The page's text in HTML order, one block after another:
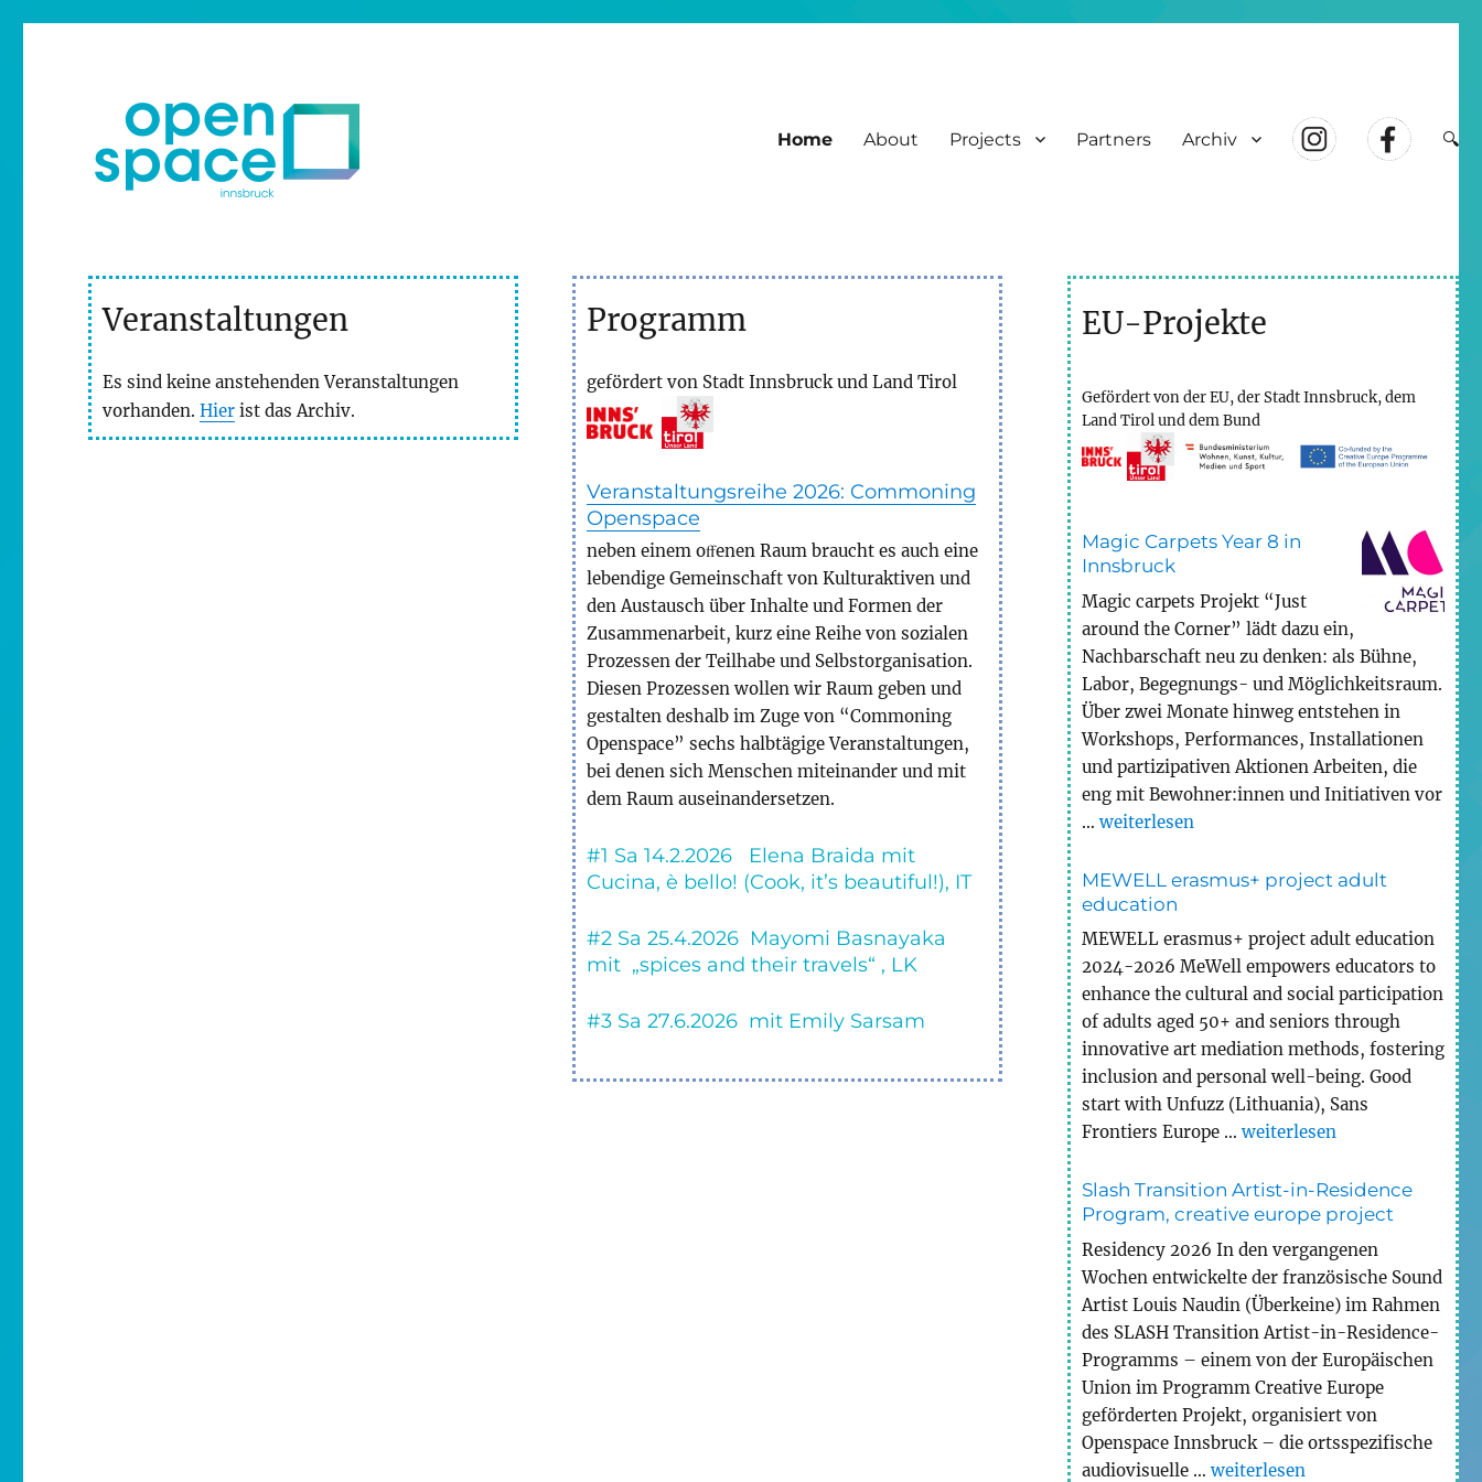
Home About Projects Partners Archiv 🔍
Veranstaltungen
Es sind keine anstehenden Veranstaltungen
vorhanden.Hier ist das Archiv.
Programm
gefördert von Stadt Innsbruck und Land Tirol
Veranstaltungsreihe 2026: Commoning
Openspace
neben einem oﬀenen Raum braucht es auch eine
lebendige Gemeinschaft von Kulturaktiven und
den Austausch über Inhalte und Formen der
Zusammenarbeit, kurz eine Reihe von sozialen
Prozessen der Teilhabe und Selbstorganisation.
Diesen Prozessen wollen wir Raum geben und
gestalten deshalb im Zuge von “Commoning
Openspace” sechs halbtägige Veranstaltungen,
bei denen sich Menschen miteinander und mit
dem Raum auseinandersetzen.
#1 Sa 14.2.2026 Elena Braida mit
Cucina, è bello! (Cook, it’s beautiful!), IT
#2 Sa 25.4.2026 Mayomi Basnayaka
mit „spices and their travels“ , LK
#3 Sa 27.6.2026 mit Emily Sarsam
EU-Projekte
Gefördert von der EU, der Stadt Innsbruck, dem
Land Tirol und dem Bund
Magic Carpets Year 8 in
Innsbruck
Magic carpets Projekt “Just
around the Corner” lädt dazu ein,
Nachbarschaft neu zu denken: als Bühne,
Labor, Begegnungs- und Möglichkeitsraum.
Über zwei Monate hinweg entstehen in
Workshops, Performances, Installationen
und partizipativen Aktionen Arbeiten, die
eng mit Bewohner:innen und Initiativen vor
…„Magic Carpets Year 8 in Innsbruck“
weiterlesen
MEWELL erasmus+ project adult
education
MEWELL erasmus+ project adult education
2024-2026 MeWell empowers educators to
enhance the cultural and social participation
of adults aged 50+ and seniors through
innovative art mediation methods, fostering
inclusion and personal well-being. Good
start with Unfuzz (Lithuania), Sans
Frontiers Europe …„MEWELL erasmus+ project
weiterlesen
Slash Transition Artist-in-Residence
Program, creative europe project
Residency 2026 In den vergangenen
Wochen entwickelte der französische Sound
Artist Louis Naudin (Überkeine) im Rahmen
des SLASH Transition Artist-in-Residence-
Programms – einem von der Europäischen
Union im Programm Creative Europe
geförderten Projekt, organisiert von
Openspace Innsbruck – die ortsspezifische
audiovisuelle …„Slash Transition Artist-in-
weiterlesen